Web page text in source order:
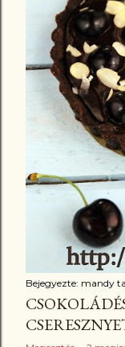
Bejegyezte: mandy